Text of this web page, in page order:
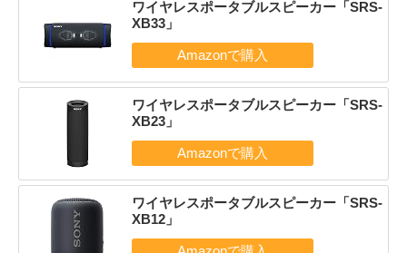
ワイヤレスポータブルスピーカー「SRS-
XB33」
ワイヤレスポータブルスピーカー「SRS-
XB23」
ワイヤレスポータブルスピーカー「SRS-
XB12」